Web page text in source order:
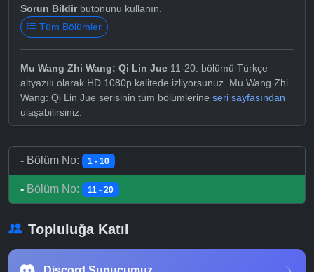
Sorun Bildirbutonunu kullanın.
Tüm Bölümler
Mu Wang Zhi Wang: Qi Lin Jue 11-20. bölümü Türkçe
altyazılı olarak HD 1080p kalitede izliyorsunuz. Mu Wang Zhi
Wang: Qi Lin Jue serisinin tüm bölümlerine seri sayfasından
ulaşabilirsiniz.
- Bölüm No: 1 - 10
- Bölüm No: 11 - 20
Topluluğa Katıl